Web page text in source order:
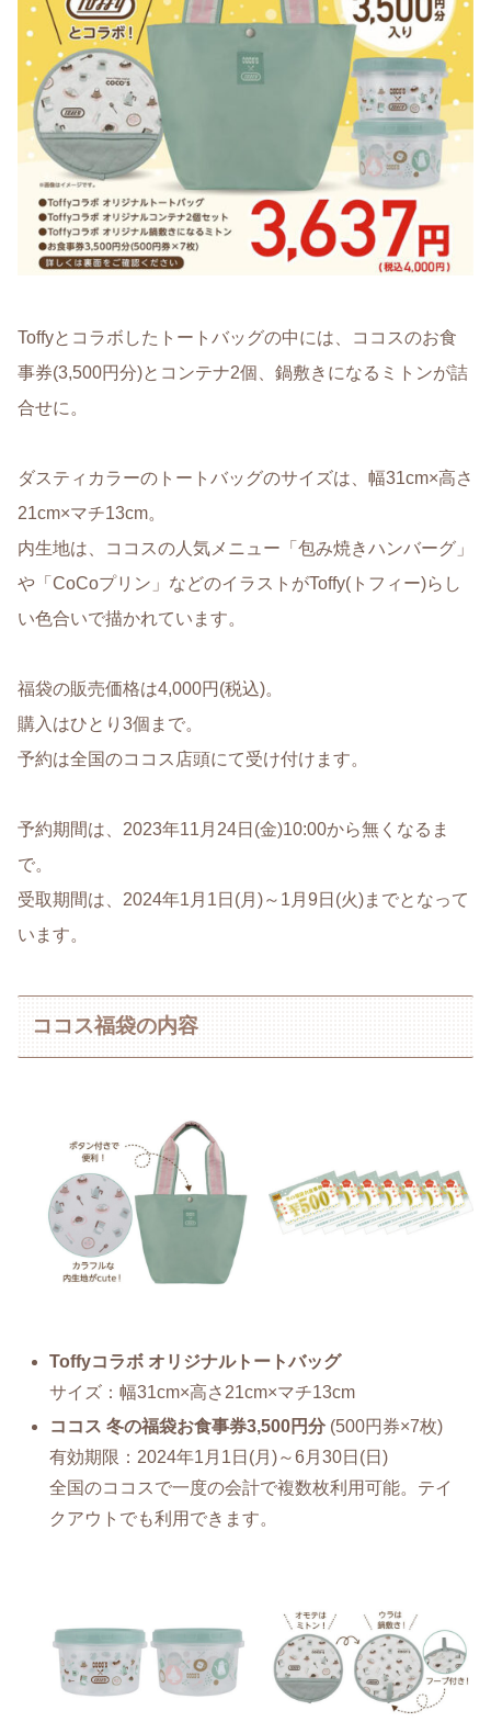
Toffyとコラボしたトートバッグの中には、ココスのお食
事券(3,500円分)とコンテナ2個、鍋敷きになるミトンが詰
合せに。
ダスティカラーのトートバッグのサイズは、幅31cm×高さ
21cm×マチ13cm。
内生地は、ココスの人気メニュー「包み焼きハンバーグ」
や「CoCoプリン」などのイラストがToffy(トフィー)らし
い色合いで描かれています。
福袋の販売価格は4,000円(税込)。
購入はひとり3個まで。
予約は全国のココス店頭にて受け付けます。
予約期間は、2023年11月24日(金)10:00から無くなるま
で。
受取期間は、2024年1月1日(月)～1月9日(火)までとなって
います。
ココス福袋の内容
Toffyコラボ オリジナルトートバッグ
サイズ：幅31cm×高さ21cm×マチ13cm
ココス 冬の福袋お食事券3,500円分 (500円券×7枚)
有効期限：2024年1月1日(月)～6月30日(日)
全国のココスで一度の会計で複数枚利用可能。テイ
クアウトでも利用できます。